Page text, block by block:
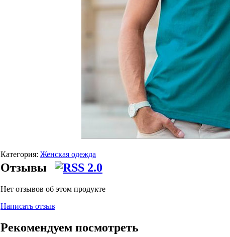
Категория: Женская одежда
Отзывы
Нет отзывов об этом продукте
Написать отзыв
Рекомендуем посмотреть